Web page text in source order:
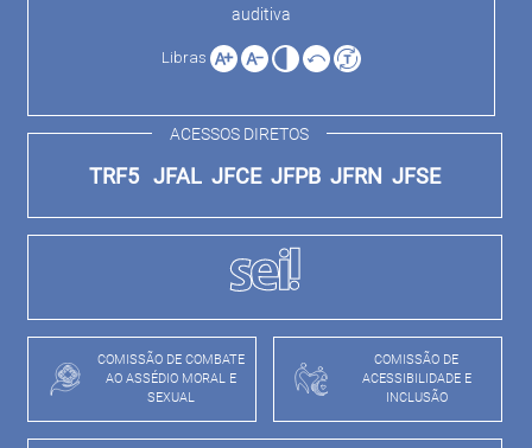
auditiva
Libras
ACESSOS DIRETOS
TRF5 JFAL JFCE JFPB JFRN JFSE
COMISSÃO DE COMBATE
AO ASSÉDIO MORAL E
SEXUAL
COMISSÃO DE
ACESSIBILIDADE E
INCLUSÃO